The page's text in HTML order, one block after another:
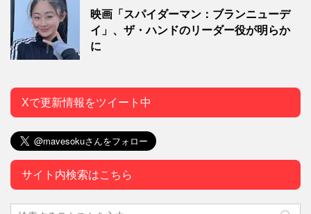
映画「スパイダーマン：ブランニューデ
イ」、ザ・ハンドのリーダー役が明らか
に
Xで更新情報をツイート中
サイト内検索はこちら